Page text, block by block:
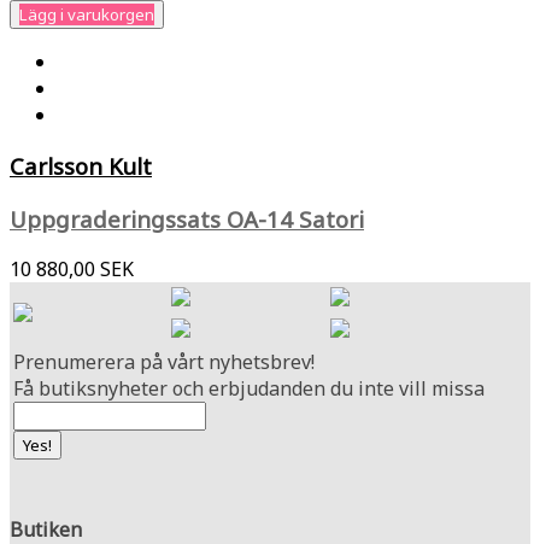
Lägg i varukorgen
Carlsson Kult
Uppgraderingssats OA-14 Satori
10 880,00 SEK
Prenumerera på vårt nyhetsbrev!
Få butiksnyheter och erbjudanden du inte vill missa
Butiken